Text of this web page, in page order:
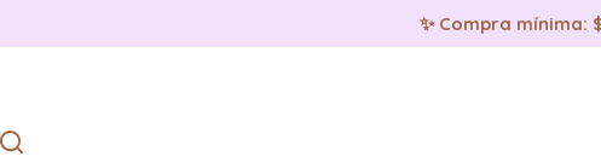
✨ Compra mínima: